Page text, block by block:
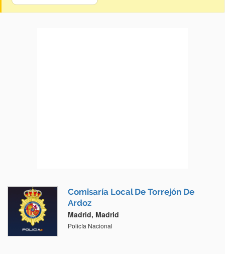
Comisaría Local De Torrejón De
Ardoz
Madrid, Madrid
Policía Nacional